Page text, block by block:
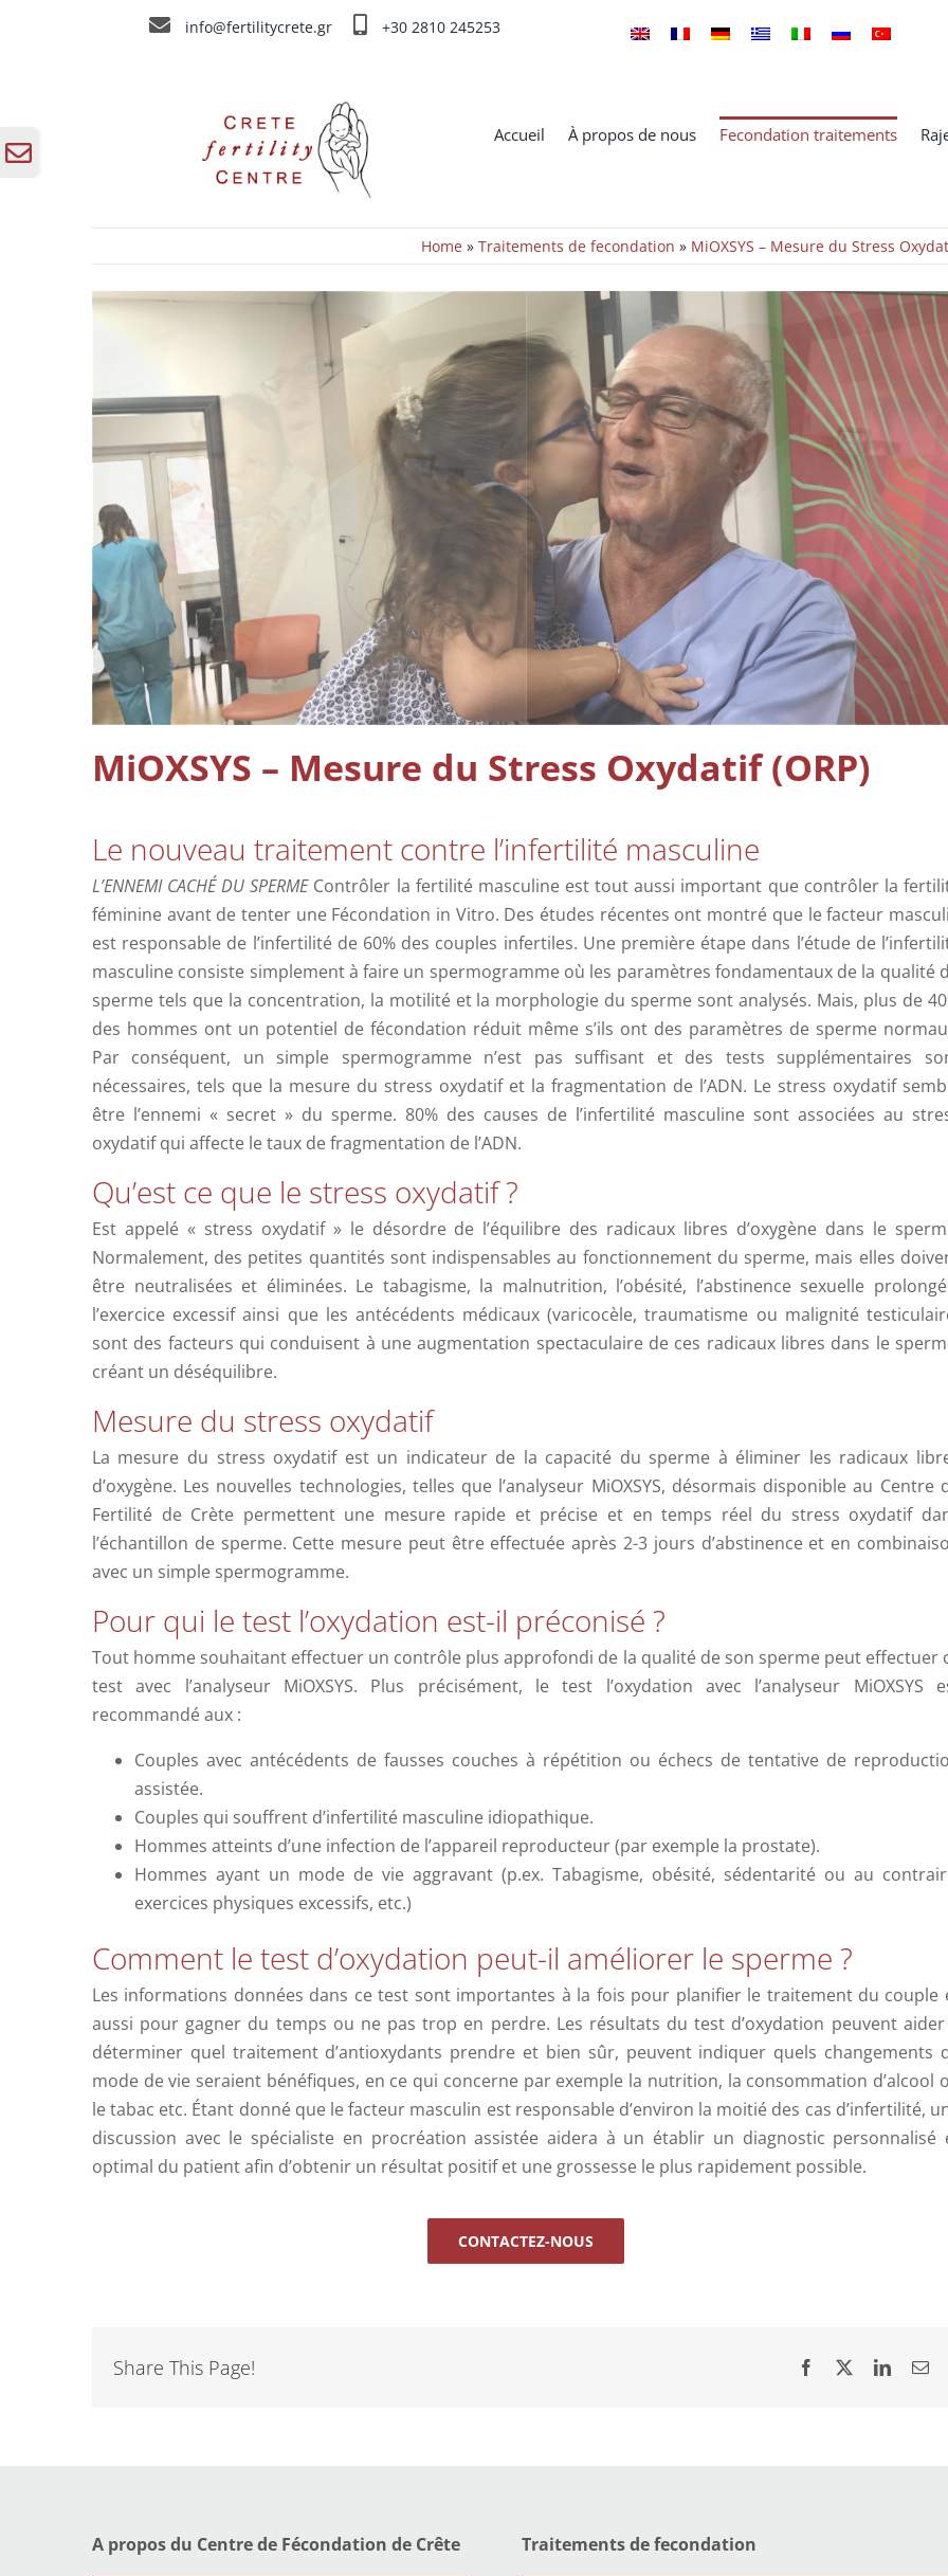
info@fertilitycrete.gr +30 2810 245253
Accueil À propos de nous Fecondation traitements
Home» Traitements de fecondation » MiOXSYS – Mesure du Stress
MiOXSYS – Mesure du Stress Oxydatif (ORP)
Le nouveau traitement contre l’infertilité masculine
L’ENNEMI CACHÉ DU SPERMEContrôler la fertilité masculine est tout aussi important que contrôler la
féminine avant de tenter une Fécondation in Vitro. Des études récentes ont montré que le facteur
est responsable de l’infertilité de 60% des couples infertiles. Une première étape dans l’étude de
masculine consiste simplement à faire un spermogramme où les paramètres fondamentaux de la qualité
sperme tels que la concentration, la motilité et la morphologie du sperme sont analysés. Mais, plus de
des hommes ont un potentiel de fécondation réduit même s’ils ont des paramètres de sperme
Par conséquent, un simple spermogramme n’est pas suffisant et des tests supplémentaires
nécessaires, tels que la mesure du stress oxydatif et la fragmentation de l’ADN. Le stress oxydatif
être l’ennemi « secret » du sperme. 80% des causes de l’infertilité masculine sont associées au
oxydatif qui affecte le taux de fragmentation de l’ADN.
Qu’est ce que le stress oxydatif ?
Est appelé « stress oxydatif » le désordre de l’équilibre des radicaux libres d’oxygène dans le
Normalement, des petites quantités sont indispensables au fonctionnement du sperme, mais elles
être neutralisées et éliminées. Le tabagisme, la malnutrition, l’obésité, l’abstinence sexuelle
l’exercice excessif ainsi que les antécédents médicaux (varicocèle, traumatisme ou malignité
sont des facteurs qui conduisent à une augmentation spectaculaire de ces radicaux libres dans le
créant un déséquilibre.
Mesure du stress oxydatif
La mesure du stress oxydatif est un indicateur de la capacité du sperme à éliminer les radicaux
d’oxygène. Les nouvelles technologies, telles que l’analyseur MiOXSYS, désormais disponible au Centre
Fertilité de Crète permettent une mesure rapide et précise et en temps réel du stress oxydatif
l’échantillon de sperme. Cette mesure peut être effectuée après 2-3 jours d’abstinence et en
avec un simple spermogramme.
Pour qui le test l’oxydation est-il préconisé ?
Tout homme souhaitant effectuer un contrôle plus approfondi de la qualité de son sperme peut effectuer
test avec l’analyseur MiOXSYS. Plus précisément, le test l’oxydation avec l’analyseur MiOXSYS
recommandé aux :
Couples avec antécédents de fausses couches à répétition ou échecs de tentative de
assistée.
Couples qui souffrent d’infertilité masculine idiopathique.
Hommes atteints d’une infection de l’appareil reproducteur (par exemple la prostate).
Hommes ayant un mode de vie aggravant (p.ex. Tabagisme, obésité, sédentarité ou au
exercices physiques excessifs, etc.)
Comment le test d’oxydation peut-il améliorer le sperme ?
Les informations données dans ce test sont importantes à la fois pour planifier le traitement du couple
aussi pour gagner du temps ou ne pas trop en perdre. Les résultats du test d’oxydation peuvent aider
déterminer quel traitement d’antioxydants prendre et bien sûr, peuvent indiquer quels changements
mode de vie seraient bénéfiques, en ce qui concerne par exemple la nutrition, la consommation d’alcool
le tabac etc. Étant donné que le facteur masculin est responsable d’environ la moitié des cas d’infertilité,
discussion avec le spécialiste en procréation assistée aidera à un établir un diagnostic personnalisé
optimal du patient afin d’obtenir un résultat positif et une grossesse le plus rapidement possible.
CONTACTEZ-NOUS
Share This Page!
A propos du Centre de Fécondation de Crête Traitements de fecondation
Toggle
Sliding